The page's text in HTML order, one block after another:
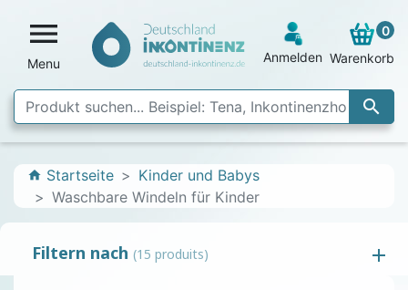

Menu

Anmelden
0
Warenkorb
home Startseite
Kinder und Babys
Waschbare Windeln für Kinder
Filtern nach (15 produits)